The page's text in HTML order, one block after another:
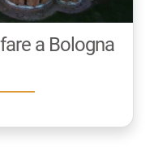
a Bologna